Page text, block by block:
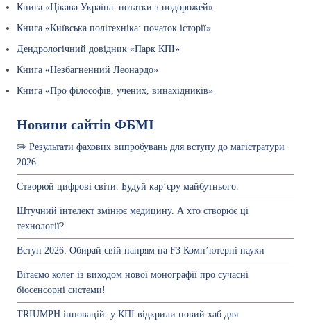
Книга «Цікава Україна: нотатки з подорожей»
Книга «Київська політехніка: початок історії»
Дендрологічний довідник «Парк КПІ»
Книга «Незбагненний Леонардо»
Книга «Про філософів, учених, винахідників»
Новини сайтів ФБМІ
✏️ Результати фахових випробувань для вступу до магістратури
2026
Створюй цифрові світи. Будуй кар’єру майбутнього.
Штучний інтелект змінює медицину. А хто створює ці
технології?
Вступ 2026: Обирай свій напрям на F3 Комп’ютерні науки
Вітаємо колег із виходом нової монографії про сучасні
біосенсорні системи!
TRIUMPH інновацій: у КПІ відкрили новий хаб для